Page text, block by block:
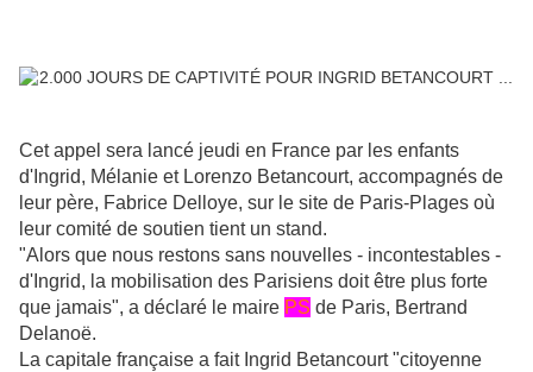
Cet appel sera lancé jeudi en France par les enfants
d'Ingrid, Mélanie et Lorenzo Betancourt, accompagnés de
leur père, Fabrice Delloye, sur le site de Paris-Plages où
leur comité de soutien tient un stand.
"Alors que nous restons sans nouvelles - incontestables -
d'Ingrid, la mobilisation des Parisiens doit être plus forte
que jamais", a déclaré le maire PS de Paris, Bertrand
Delanoë.
La capitale française a fait Ingrid Betancourt "citoyenne